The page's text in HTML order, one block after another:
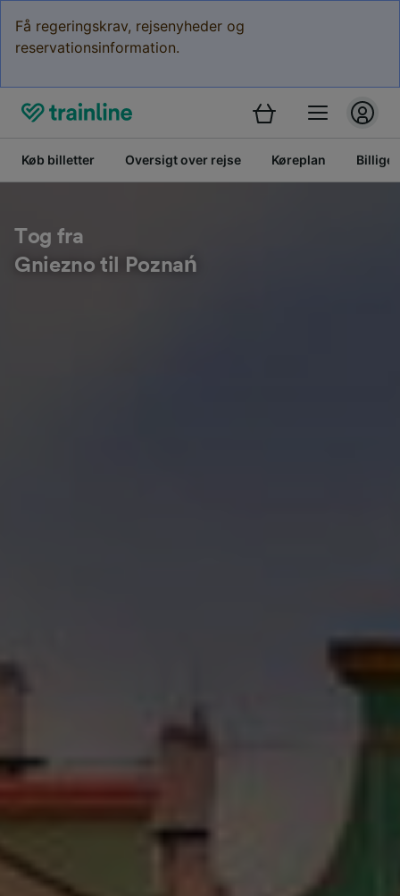
Få regeringskrav, rejsenyheder og
reservationsinformation.
Køb billetter Oversigt over rejse Køreplan Billige
Tog fra
Gniezno til Poznań